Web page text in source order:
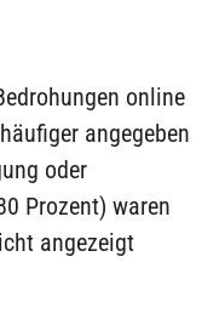
online
angegeben
oder
Prozent) waren
angezeigt